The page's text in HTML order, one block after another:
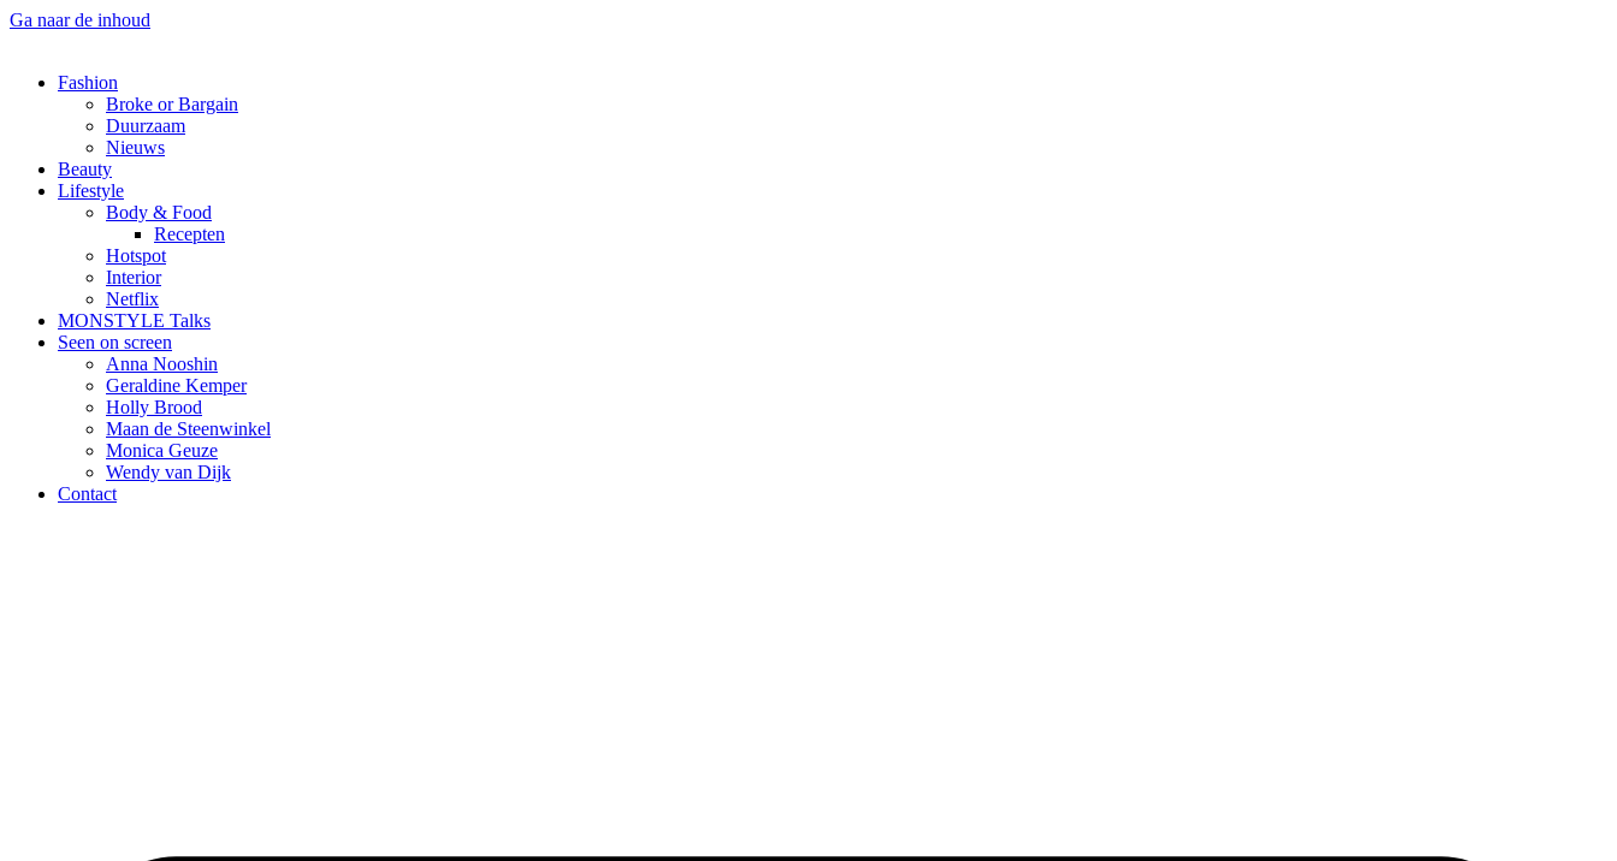
Ga naar de inhoud
Fashion
Broke or Bargain
Duurzaam
Nieuws
Beauty
Lifestyle
Body & Food
Recepten
Hotspot
Interior
Netflix
MONSTYLE Talks
Seen on screen
Anna Nooshin
Geraldine Kemper
Holly Brood
Maan de Steenwinkel
Monica Geuze
Wendy van Dijk
Contact